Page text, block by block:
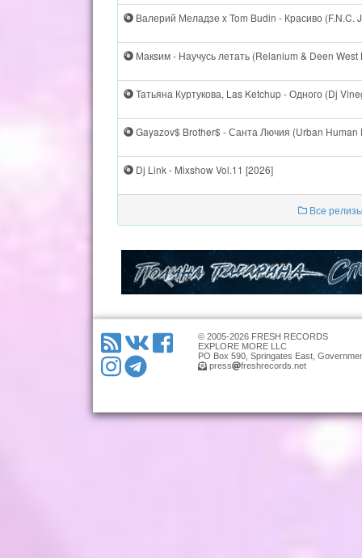
Валерий Меладзе x Tom Budin - Красиво (F.N.C.
Макsим - Научусь летать (Relanium & Deen West
Татьяна Куртукова, Las Ketchup - Одного (Dj
Gayazov$ Brother$ - Санта Лючия (Urban Human
Dj Link - Mixshow Vol.11 [2026]
Все
© 2005-2026 FRESH RECORDS
EXPLORE MORE LLC
PO Box 590, Springates East,
press
freshrecords.net